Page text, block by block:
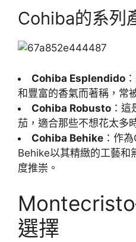
Cohiba的系列
Cohiba Esplendido
和豐富的香氣而著稱，常
Cohiba Robusto ：
茄，適合那些不想花太多
Cohiba Behike ：作
Behike以其精緻的工藝和
度推崇。
選擇